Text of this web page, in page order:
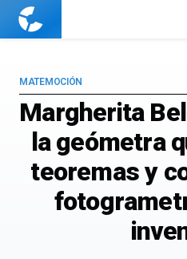
Cuaderno
Margherita
la geómetra
teoremas y
MATEMOCIÓN